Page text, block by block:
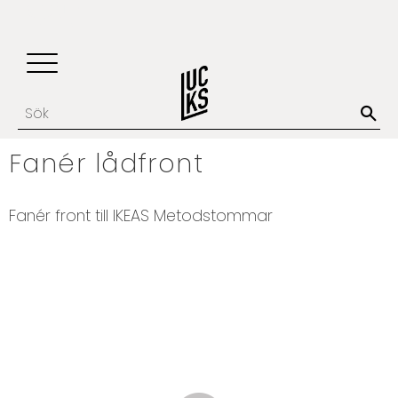
Fanér lådfront
Fanér front till IKEAS Metodstommar